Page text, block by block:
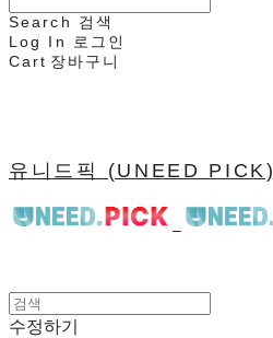
Search
검색
Log In
로그인
Cart 장바구니
유니드픽 (UNEED PICK)
수정하기